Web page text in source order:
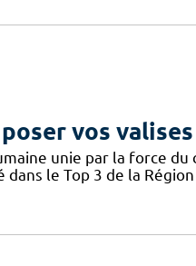
vos
unie par la force
le Top 3 de la